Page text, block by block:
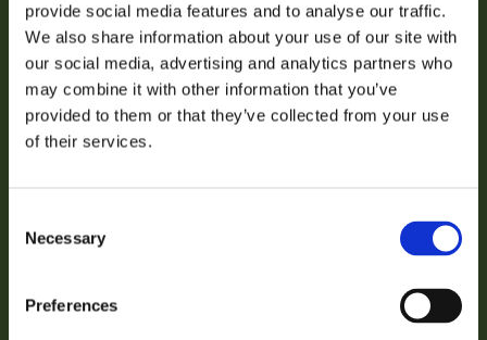
provide social media features and to analyse our traffic.
We also share information about your use of our site with
our social media, advertising and analytics partners who
may combine it with other information that you’ve
provided to them or that they’ve collected from your use
of their services.
Selection
Necessary
Preferences
🛒
Besteld
za 08 aug.
📦
Verzonden
ma 10 aug.
🚚
Geleverd
di 11 aug.
Gratis verzending vanaf €50
3000+ klanten beoordelen ons uitstekend
€2,50 KORTING OP JE
EERSTE AANKOOP
Email
Nee bedankt, ik betaal liever de volledige prijs!